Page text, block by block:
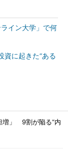
イン大学」で何
に起きた“ある
増」 9割が陥る“内